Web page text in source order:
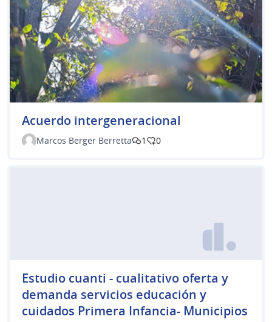
Acuerdo intergeneracional
Marcos Berger Berretta 1 0
Estudio cuanti - cualitativo oferta y
demanda servicios educación y
cuidados Primera Infancia- Municipios